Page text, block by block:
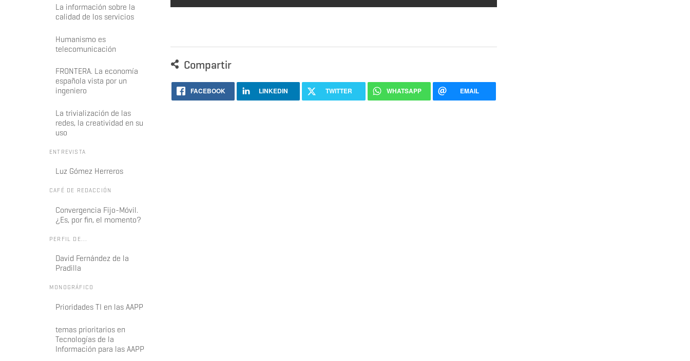
La información sobre la
calidad de los servicios
Humanismo es
telecomunicación
FRONTERA. La economía
española vista por un
ingeniero
La trivialización de las
redes, la creatividad en su
uso
ENTREVISTA
Luz Gómez Herreros
CAFÉ DE REDACCIÓN
Convergencia Fijo-Móvil.
¿Es, por fin, el momento?
PERFIL DE...
David Fernández de la
Pradilla
MONOGRÁFICO
Prioridades TI en las AAPP
temas prioritarios en
Tecnologías de la
Información para las AAPP
Compartir
FACEBOOK LINKEDIN TWITTER WHATSAPP EMAIL